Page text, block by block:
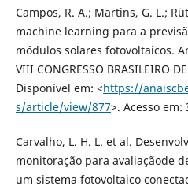
Campos, R. A.; Martins, G. L.;
machine learning para a
módulos solares fotovoltaicos.
VIII CONGRESSO BRASILEIRO
Disponível em: <https://
s/article/view/877>. Acesso em:
Carvalho, L. H. L. et al.
monitoração para avaliaçãode
um sistema fotovoltaico